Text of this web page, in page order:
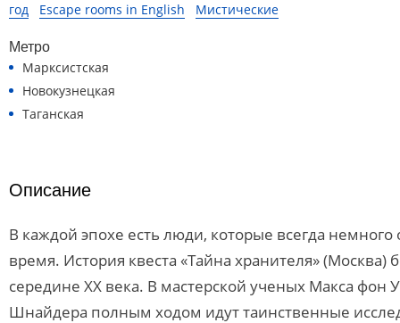
год
Escape rooms in English Мистические
Метро
Марксистская
Новокузнецкая
Таганская
Описание
В каждой эпохе есть люди, которые всегда
время. История квеста «Тайна хранителя» (Москва)
середине XX века. В мастерской ученых Макса фон
Шнайдера полным ходом идут таинственные